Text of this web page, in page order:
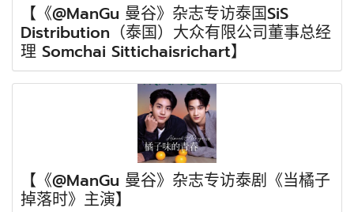
【《@ManGu 曼谷》杂志专访泰国SiS
Distribution（泰国）大众有限公司董事总经
理 Somchai Sittichaisrichart】
【《@ManGu 曼谷》杂志专访泰剧《当橘子
掉落时》主演】